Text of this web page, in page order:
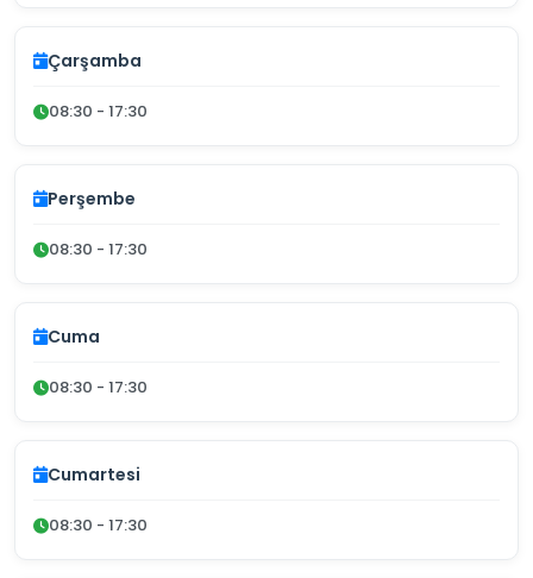
Çarşamba
08:30 - 17:30
Perşembe
08:30 - 17:30
Cuma
08:30 - 17:30
Cumartesi
08:30 - 17:30